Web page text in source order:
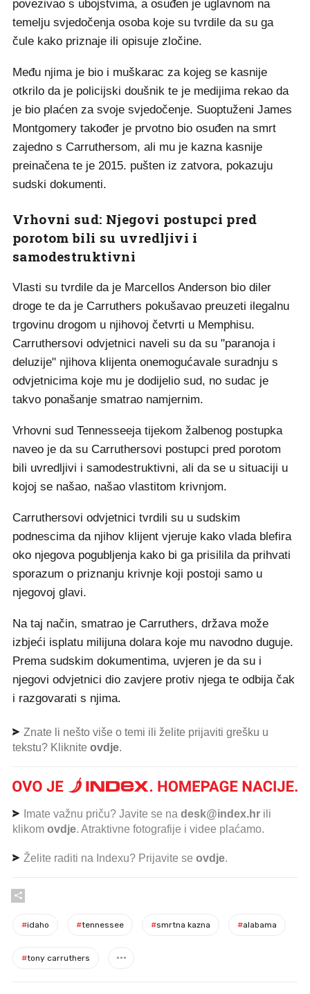
povezivao s ubojstvima, a osuđen je uglavnom na
temelju svjedočenja osoba koje su tvrdile da su ga
čule kako priznaje ili opisuje zločine.
Među njima je bio i muškarac za kojeg se kasnije
otkrilo da je policijski doušnik te je medijima rekao da
je bio plaćen za svoje svjedočenje. Suoptuženi James
Montgomery također je prvotno bio osuđen na smrt
zajedno s Carruthersom, ali mu je kazna kasnije
preinačena te je 2015. pušten iz zatvora, pokazuju
sudski dokumenti.
Vrhovni sud: Njegovi postupci pred
porotom bili su uvredljivi i
samodestruktivni
Vlasti su tvrdile da je Marcellos Anderson bio diler
droge te da je Carruthers pokušavao preuzeti ilegalnu
trgovinu drogom u njihovoj četvrti u Memphisu.
Carruthersovi odvjetnici naveli su da su "paranoja i
deluzije" njihova klijenta onemogućavale suradnju s
odvjetnicima koje mu je dodijelio sud, no sudac je
takvo ponašanje smatrao namjernim.
Vrhovni sud Tennesseeja tijekom žalbenog postupka
naveo je da su Carruthersovi postupci pred porotom
bili uvredljivi i samodestruktivni, ali da se u situaciji u
kojoj se našao, našao vlastitom krivnjom.
Carruthersovi odvjetnici tvrdili su u sudskim
podnescima da njihov klijent vjeruje kako vlada blefira
oko njegova pogubljenja kako bi ga prisilila da prihvati
sporazum o priznanju krivnje koji postoji samo u
njegovoj glavi.
Na taj način, smatrao je Carruthers, država može
izbjeći isplatu milijuna dolara koje mu navodno duguje.
Prema sudskim dokumentima, uvjeren je da su i
njegovi odvjetnici dio zavjere protiv njega te odbija čak
i razgovarati s njima.
Znate li nešto više o temi ili želite prijaviti grešku u
tekstu? Kliknite ovdje.
Imate važnu priču? Javite se na desk@index.hr ili
klikom ovdje. Atraktivne fotografije i videe plaćamo.
Želite raditi na Indexu? Prijavite se ovdje.
#idaho #tennessee #smrtna kazna #alabama
#tony carruthers